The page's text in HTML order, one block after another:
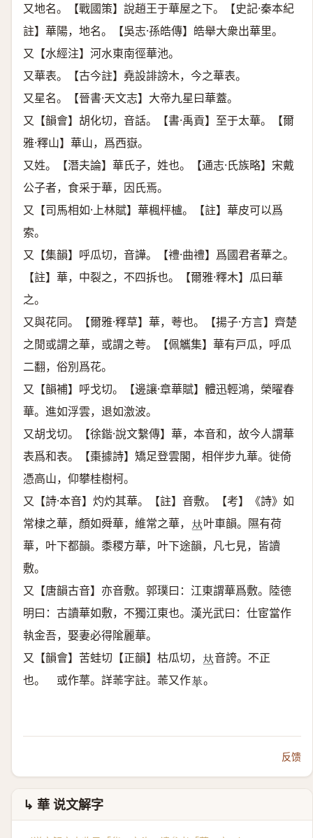
又地名。【戰國策】說趙王于華屋之下。【史記·秦本紀
註】華陽，地名。【吳志·孫皓傳】皓舉大衆出華里。
又【水經注】河水東南徑華池。
又華表。【古今註】堯設誹謗木，今之華表。
又星名。【晉書·天文志】大帝九星曰華蓋。
又【韻會】胡化切，音話。【書·禹貢】至于太華。【爾
雅·釋山】華山，爲西嶽。
又姓。【潛夫論】華氏子，姓也。【通志·氏族略】宋戴
公子者，食采于華，因氏焉。
又【司馬相如·上林賦】華楓枰櫨。【註】華皮可以爲
索。
又【集韻】呼瓜切，音譁。【禮·曲禮】爲國君者華之。
【註】華，中裂之，不四拆也。【爾雅·釋木】瓜曰華
之。
又與花同。【爾雅·釋草】華，荂也。【揚子·方言】齊楚
之閒或謂之華，或謂之荂。【佩觿集】華有戸瓜，呼瓜
二翻，俗別爲花。
又【韻補】呼戈切。【邊讓·章華賦】體迅輕鴻，榮曜春
華。進如浮雲，退如激波。
又胡戈切。【徐鍇·說文繫傳】華，本音和，故今人謂華
表爲和表。【棗據詩】矯足登雲閣，相伴步九華。徙倚
憑高山，仰攀桂樹柯。
又【詩·本音】灼灼其華。【註】音敷。【考】《詩》如
常棣之華，顏如舜華，維常之華， 𠀤叶車韻。隰有荷
華，叶下都韻。黍稷方華，叶下途韻，凡七見，皆讀
敷。
又【唐韻古音】亦音敷。郭璞曰：江東謂華爲敷。陸德
明曰：古讀華如敷，不獨江東也。漢光武曰：仕宦當作
執金吾，娶妻必得隂麗華。
又【韻會】苦蛙切【正韻】枯瓜切， 𠀤音誇。不正
也。 或作蕐。詳䓙字註。䓙又作𦶎 。
反馈
↳ 華 说文解字